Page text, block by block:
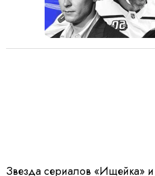
Звезда сериалов «Ищейка»